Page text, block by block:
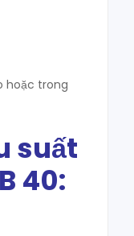
hoặc trong
suất
40: